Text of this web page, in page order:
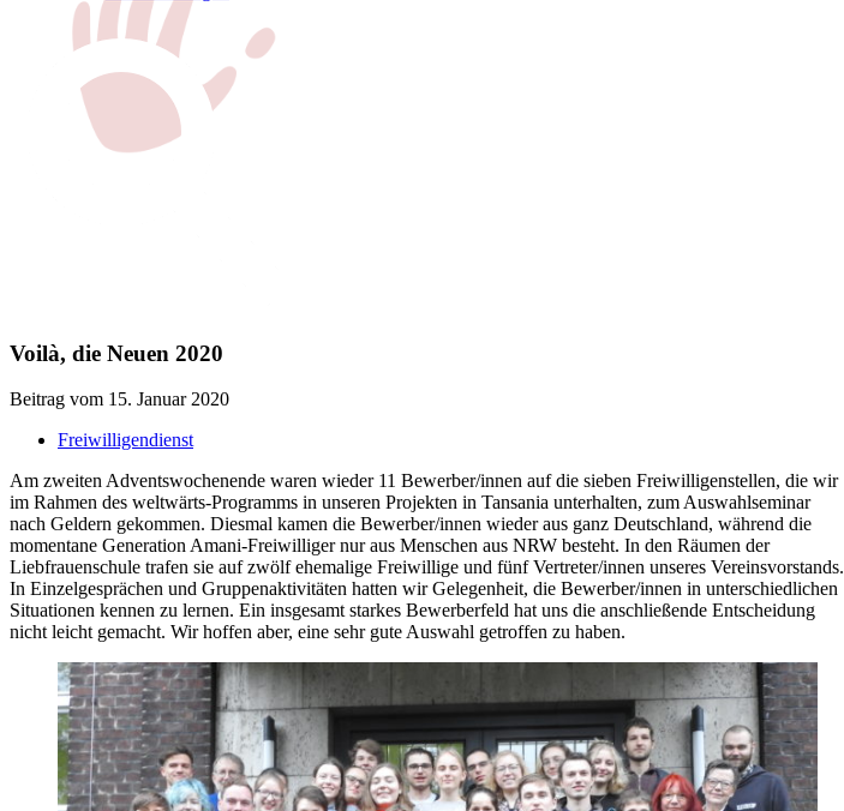
Voilà, die Neuen 2020
Beitrag vom 15. Januar 2020
Freiwilligendienst
Am zweiten Adventswochenende waren wieder 11 Bewerber/innen auf die sieben Freiwilligenstellen, die wir
im Rahmen des weltwärts-Programms in unseren Projekten in Tansania unterhalten, zum Auswahlseminar
nach Geldern gekommen. Diesmal kamen die Bewerber/innen wieder aus ganz Deutschland, während die
momentane Generation Amani-Freiwilliger nur aus Menschen aus NRW besteht. In den Räumen der
Liebfrauenschule trafen sie auf zwölf ehemalige Freiwillige und fünf Vertreter/innen unseres Vereinsvorstands.
In Einzelgesprächen und Gruppenaktivitäten hatten wir Gelegenheit, die Bewerber/innen in unterschiedlichen
Situationen kennen zu lernen. Ein insgesamt starkes Bewerberfeld hat uns die anschließende Entscheidung
nicht leicht gemacht. Wir hoffen aber, eine sehr gute Auswahl getroffen zu haben.